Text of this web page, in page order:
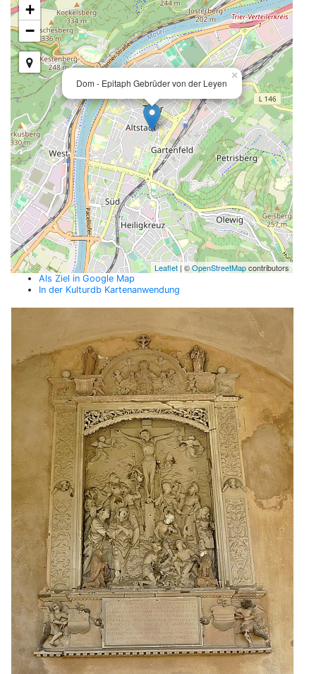
Dom - Epitaph Gebrüder von der Leyen
×
+
−
Leaflet | ©OpenStreetMapcontributors
Als Ziel in Google Map
In der Kulturdb Kartenanwendung